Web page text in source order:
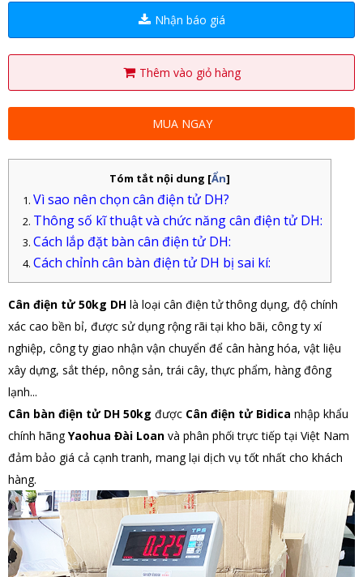
Nhận báo giá
Thêm vào giỏ hàng
MUA NGAY
Tóm tắt nội dung [Ẩn]
Vì sao nên chọn cân điện tử DH?
Thông số kĩ thuật và chức năng cân điện tử DH:
Cách lắp đặt bàn cân điện tử DH:
Cách chỉnh cân bàn điện tử DH bị sai kí:
Cân điện tử 50kg DH là loại cân điện tử thông dụng, độ chính
xác cao bền bỉ, được sử dụng rộng rãi tại kho bãi, công ty xí
nghiệp, công ty giao nhận vận chuyển để cân hàng hóa, vật liệu
xây dựng, sắt thép, nông sản, trái cây, thực phẩm, hàng đông
lạnh...
Cân bàn điện tử DH 50kg được Cân điện tử Bidica nhập khẩu
chính hãngYaohua Đài Loan và phân phối trực tiếp tại Việt Nam
đảm bảo giá cả cạnh tranh, mang lại dịch vụ tốt nhất cho khách
hàng.